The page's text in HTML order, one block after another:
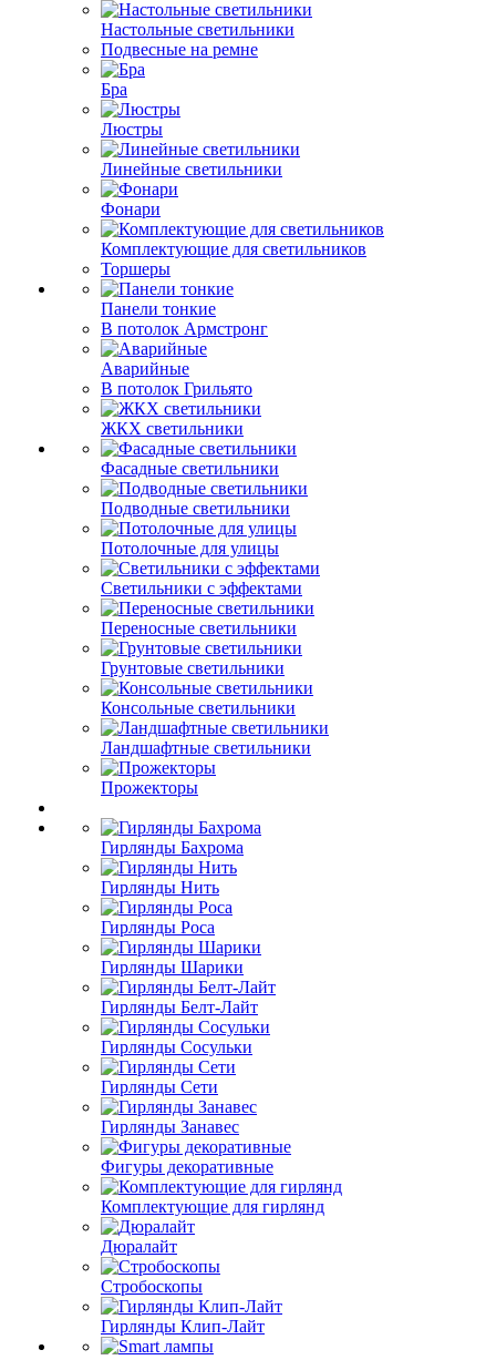
Настольные светильники
Подвесные на ремне
Бра
Люстры
Линейные светильники
Фонари
Комплектующие для светильников
Торшеры
Панели тонкие
В потолок Армстронг
Аварийные
В потолок Грильято
ЖКХ светильники
Фасадные светильники
Подводные светильники
Потолочные для улицы
Светильники с эффектами
Переносные светильники
Грунтовые светильники
Консольные светильники
Ландшафтные светильники
Прожекторы
Гирлянды Бахрома
Гирлянды Нить
Гирлянды Роса
Гирлянды Шарики
Гирлянды Белт-Лайт
Гирлянды Сосульки
Гирлянды Сети
Гирлянды Занавес
Фигуры декоративные
Комплектующие для гирлянд
Дюралайт
Стробоскопы
Гирлянды Клип-Лайт